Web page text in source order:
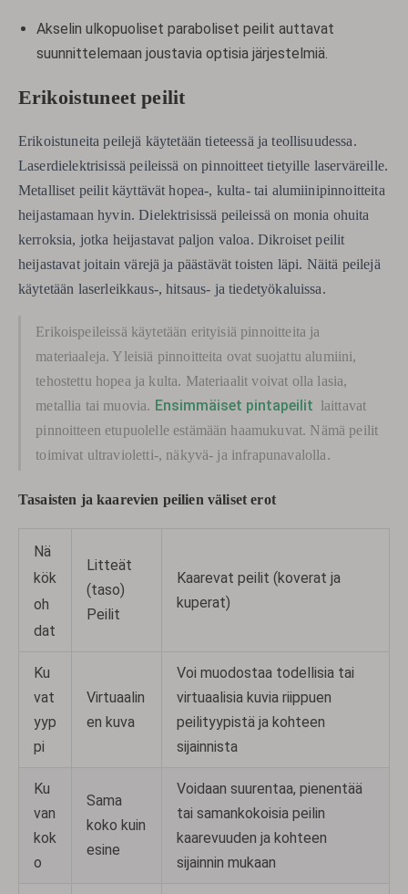
Akselin ulkopuoliset paraboliset peilit auttavat
suunnittelemaan joustavia optisia järjestelmiä.
Erikoistuneet peilit
Erikoistuneita peilejä käytetään tieteessä ja teollisuudessa.
Laserdielektrisissä peileissä on pinnoitteet tietyille laserväreille.
Metalliset peilit käyttävät hopea-, kulta- tai alumiinipinnoitteita
heijastamaan hyvin. Dielektrisissä peileissä on monia ohuita
kerroksia, jotka heijastavat paljon valoa. Dikroiset peilit
heijastavat joitain värejä ja päästävät toisten läpi. Näitä peilejä
käytetään laserleikkaus-, hitsaus- ja tiedetyökaluissa.
Erikoispeileissä käytetään erityisiä pinnoitteita ja
materiaaleja. Yleisiä pinnoitteita ovat suojattu alumiini,
tehostettu hopea ja kulta. Materiaalit voivat olla lasia,
metallia tai muovia. Ensimmäiset pintapeilit laittavat
pinnoitteen etupuolelle estämään haamukuvat. Nämä peilit
toimivat ultravioletti-, näkyvä- ja infrapunavalolla.
Tasaisten ja kaarevien peilien väliset erot
Nä
kök
oh
dat
Litteät
(taso)
Peilit
Kaarevat peilit (koverat ja
kuperat)
Ku
vat
yyp
pi
Virtuaalin
en kuva
Voi muodostaa todellisia tai
virtuaalisia kuvia riippuen
peilityypistä ja kohteen
sijainnista
Ku
van
kok
o
Sama
koko kuin
esine
Voidaan suurentaa, pienentää
tai samankokoisia peilin
kaarevuuden ja kohteen
sijainnin mukaan